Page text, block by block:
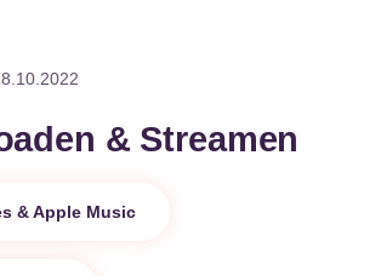
& Streamen
& Apple Music